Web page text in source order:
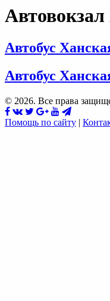
Автобус
Автобус
© 2026. Все права
Помощь по сайту |